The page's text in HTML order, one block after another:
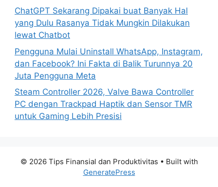
ChatGPT Sekarang Dipakai buat Banyak Hal
yang Dulu Rasanya Tidak Mungkin Dilakukan
lewat Chatbot
Pengguna Mulai Uninstall WhatsApp, Instagram,
dan Facebook? Ini Fakta di Balik Turunnya 20
Juta Pengguna Meta
Steam Controller 2026, Valve Bawa Controller
PC dengan Trackpad Haptik dan Sensor TMR
untuk Gaming Lebih Presisi
© 2026 Tips Finansial dan Produktivitas • Built with
GeneratePress